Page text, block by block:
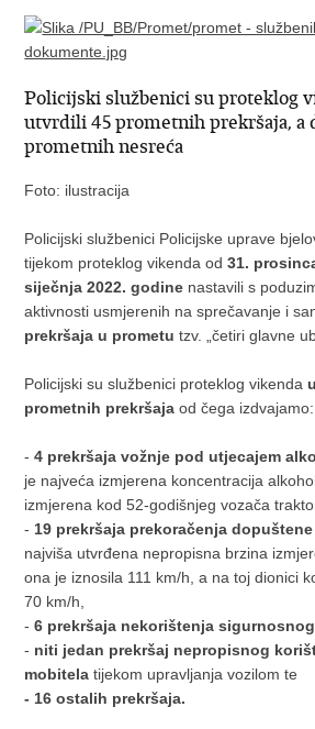
Policijski službenici su proteklog
utvrdili 45 prometnih prekršaja, a
prometnih nesreća
Foto: ilustracija
Policijski službenici Policijske uprave
tijekom proteklog vikenda od31.
siječnja 2022. godine nastavili s
aktivnosti usmjerenih na sprečavanje i
prekršaja u prometu tzv. „četiri glavne
Policijski su službenici proteklog vikenda
prometnih prekršaja od čega izdvajamo:
-4 prekršaja vožnje pod utjecajem
je najveća izmjerena koncentracija
izmjerena kod 52-godišnjeg vozača
- 19 prekršaja prekoračenja
najviša utvrđena nepropisna brzina
ona je iznosila 111 km/h, a na toj dionici
70 km/h,
-6 prekršaja nekorištenja
- niti jedan prekršaj nepropisnog
mobitela tijekom upravljanja vozilom te
- 16 ostalih prekršaja.